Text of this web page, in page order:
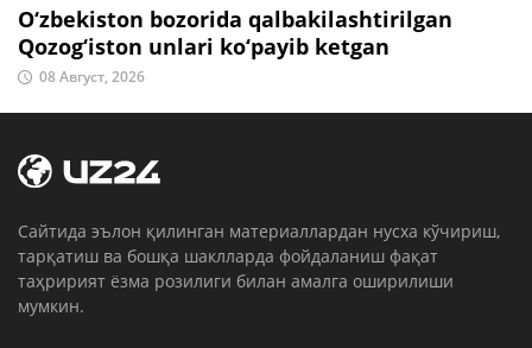
O‘zbekiston bozorida qalbakilashtirilgan
Qozog‘iston unlari ko‘payib ketgan
08 Август, 2026
Cайтида эълон қилинган материаллардан нусха кўчириш,
тарқатиш ва бошқа шаклларда фойдаланиш фақат
таҳририят ёзма розилиги билан амалга оширилиши
мумкин.